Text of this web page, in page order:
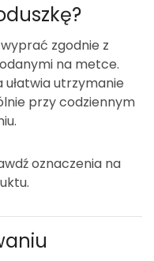
zgodnie z
na metce.
utrzymanie
przy codziennym
oznaczenia na